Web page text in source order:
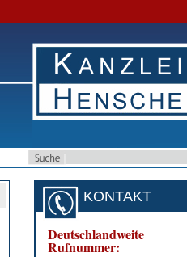
KONTAKT
Deutschlandweite
Rufnummer: